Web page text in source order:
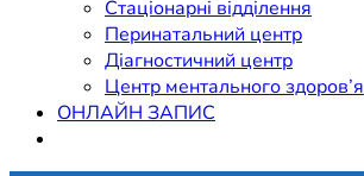
Стаціонарні відділення
Перинатальний центр
Діагностичний центр
Центр ментального здоров’я
ОНЛАЙН ЗАПИС